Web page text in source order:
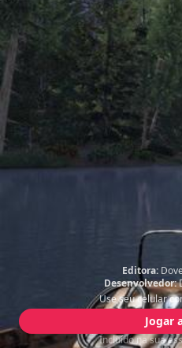
Editora:
Desenvolvedor:
Use seu celular
Jogar
Incluído na sua